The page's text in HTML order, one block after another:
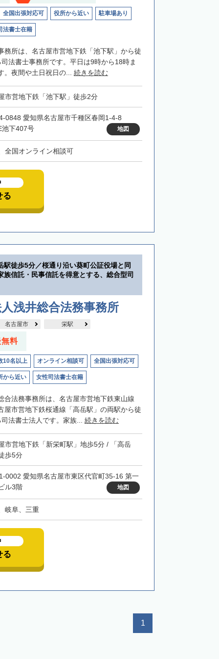
全国出張対応可 役所から近い 駐車場あり
法書士在籍
務所は、名古屋市営地下鉄「池下駅」から徒
法書士事務所です。平日は9時から18時ま
。夜間や土日祝日の... 続きを読む
市営地下鉄「池下駅」徒歩2分
0848 愛知県名古屋市千種区春岡1-4-8
池下407号
地図
全国オンライン相談可
る
駅徒歩5分／桜通り沿い葵町公証役場と同
族信託・民事信託を得意とする、総合型司
浅井総合法務事務所
名古屋市 栄駅
料
10名以上 オンライン相談可 全国出張対応可
から近い 女性司法書士在籍
合法務事務所は、名古屋市営地下鉄東山線
屋市営地下鉄桜通線「高岳駅」の両駅から徒
法書士法人です。家族... 続きを読む
市営地下鉄「新栄町駅」地歩5分 / 「高岳
歩5分
0002 愛知県名古屋市東区代官町35-16 第一
ル3階
地図
岐阜、三重
る
1